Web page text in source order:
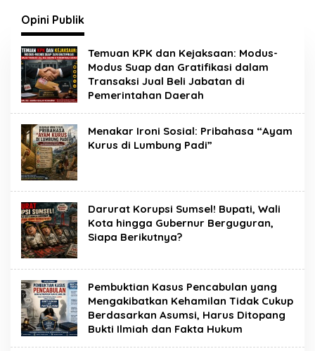
Warga Lokal
Sambut Peluang Emas
Opini Publik
Temuan KPK dan Kejaksaan: Modus-
Modus Suap dan Gratifikasi dalam
Transaksi Jual Beli Jabatan di
Pemerintahan Daerah
Menakar Ironi Sosial: Pribahasa “Ayam
Kurus di Lumbung Padi”
Darurat Korupsi Sumsel! Bupati, Wali
Kota hingga Gubernur Berguguran,
Siapa Berikutnya?
Pembuktian Kasus Pencabulan yang
Mengakibatkan Kehamilan Tidak Cukup
Berdasarkan Asumsi, Harus Ditopang
Bukti Ilmiah dan Fakta Hukum